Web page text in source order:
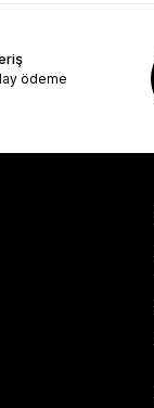
ödeme